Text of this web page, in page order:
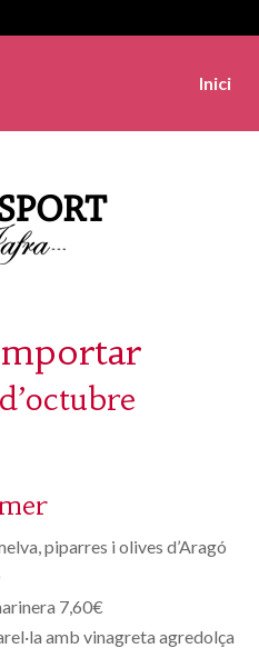
Inici
piparres i olives d’Aragó
7,60€
amb vinagreta agredolça